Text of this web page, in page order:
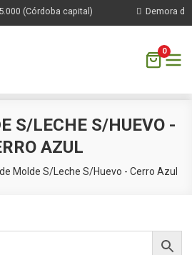
(Córdoba capital) Demora de
0
S/LECHE S/HUEVO -
AZUL
Molde S/Leche S/Huevo - Cerro Azul